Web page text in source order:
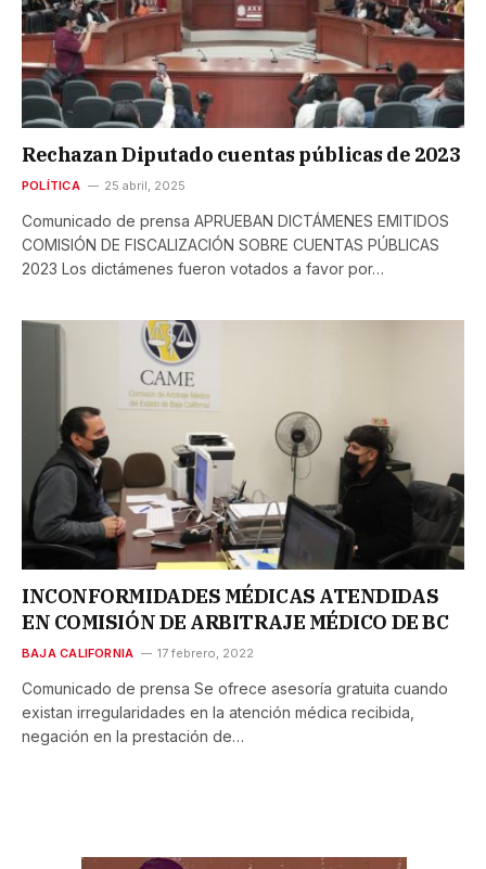
Rechazan Diputado cuentas públicas de 2023
POLÍTICA 25 abril, 2025
Comunicado de prensa APRUEBAN DICTÁMENES EMITIDOS
COMISIÓN DE FISCALIZACIÓN SOBRE CUENTAS PÚBLICAS
2023 Los dictámenes fueron votados a favor por…
INCONFORMIDADES MÉDICAS ATENDIDAS
EN COMISIÓN DE ARBITRAJE MÉDICO DE BC
BAJA CALIFORNIA 17 febrero, 2022
Comunicado de prensa Se ofrece asesoría gratuita cuando
existan irregularidades en la atención médica recibida,
negación en la prestación de…